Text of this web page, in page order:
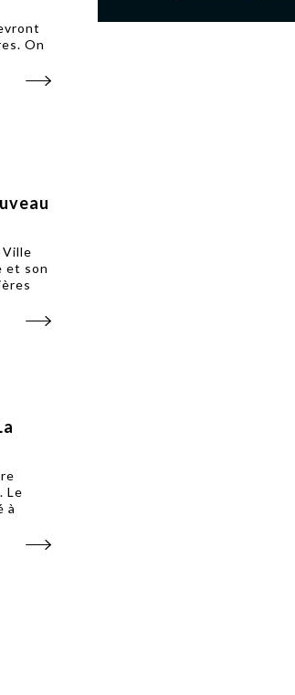
On
Ville
et son
Le
à